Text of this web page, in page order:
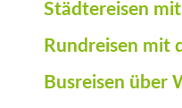
Städtereisen
Rundreisen mit
Busreisen über